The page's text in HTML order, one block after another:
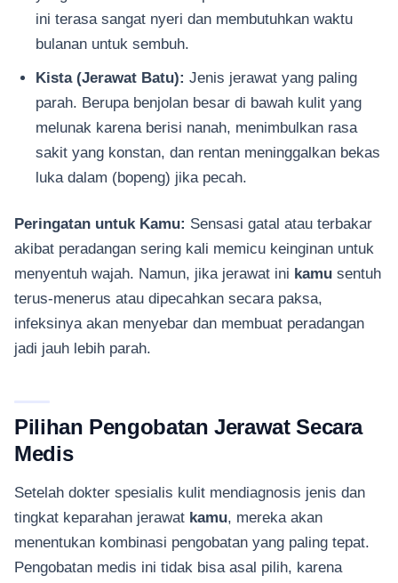
ini terasa sangat nyeri dan membutuhkan waktu
bulanan untuk sembuh.
Kista (Jerawat Batu): Jenis jerawat yang paling
parah. Berupa benjolan besar di bawah kulit yang
melunak karena berisi nanah, menimbulkan rasa
sakit yang konstan, dan rentan meninggalkan bekas
luka dalam (bopeng) jika pecah.
Peringatan untuk Kamu: Sensasi gatal atau terbakar
akibat peradangan sering kali memicu keinginan untuk
menyentuh wajah. Namun, jika jerawat ini kamu sentuh
terus-menerus atau dipecahkan secara paksa,
infeksinya akan menyebar dan membuat peradangan
jadi jauh lebih parah.
Pilihan Pengobatan Jerawat Secara
Medis
Setelah dokter spesialis kulit mendiagnosis jenis dan
tingkat keparahan jerawat kamu, mereka akan
menentukan kombinasi pengobatan yang paling tepat.
Pengobatan medis ini tidak bisa asal pilih, karena